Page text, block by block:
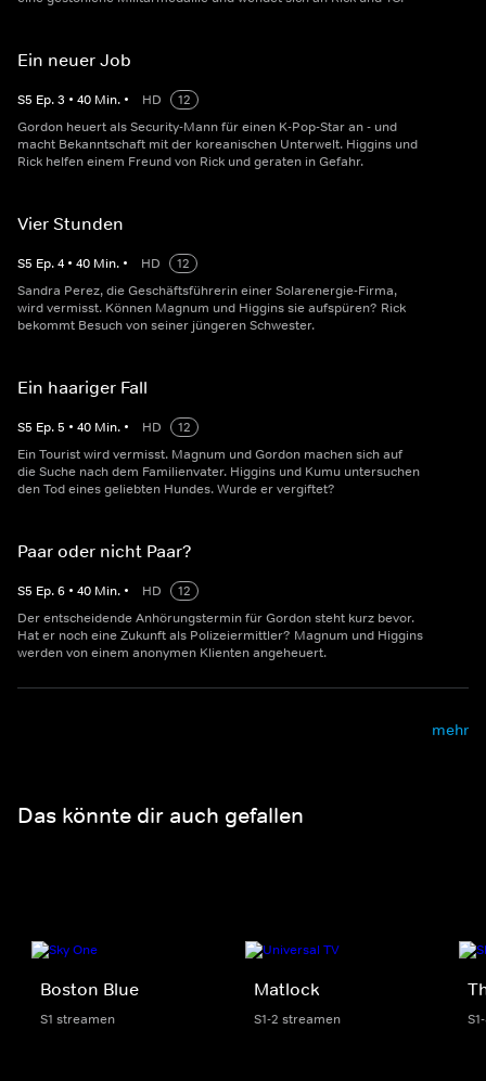
Ein neuer Job
S5 Ep.3 • 40 Min. • HD
12
Gordon heuert als Security-Mann für einen K-Pop-Star an - und
macht Bekanntschaft mit der koreanischen Unterwelt. Higgins und
Rick helfen einem Freund von Rick und geraten in Gefahr.
Vier Stunden
S5 Ep.4 • 40 Min. • HD
12
Sandra Perez, die Geschäftsführerin einer Solarenergie-Firma,
wird vermisst. Können Magnum und Higgins sie aufspüren? Rick
bekommt Besuch von seiner jüngeren Schwester.
Ein haariger Fall
S5 Ep.5 • 40 Min. • HD
12
Ein Tourist wird vermisst. Magnum und Gordon machen sich auf
die Suche nach dem Familienvater. Higgins und Kumu untersuchen
den Tod eines geliebten Hundes. Wurde er vergiftet?
Paar oder nicht Paar?
S5 Ep.6 • 40 Min. • HD
12
Der entscheidende Anhörungstermin für Gordon steht kurz bevor.
Hat er noch eine Zukunft als Polizeiermittler? Magnum und Higgins
werden von einem anonymen Klienten angeheuert.
mehr
Das könnte dir auch gefallen
Boston Blue
S1 streamen
Matlock
S1-2 streamen